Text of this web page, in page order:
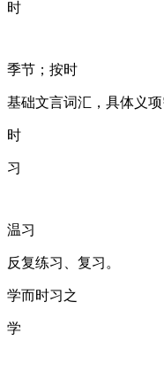
时
季节；按时
基础文言词汇，具体义项
时
习
温习
反复练习、复习。
学而时习之
学